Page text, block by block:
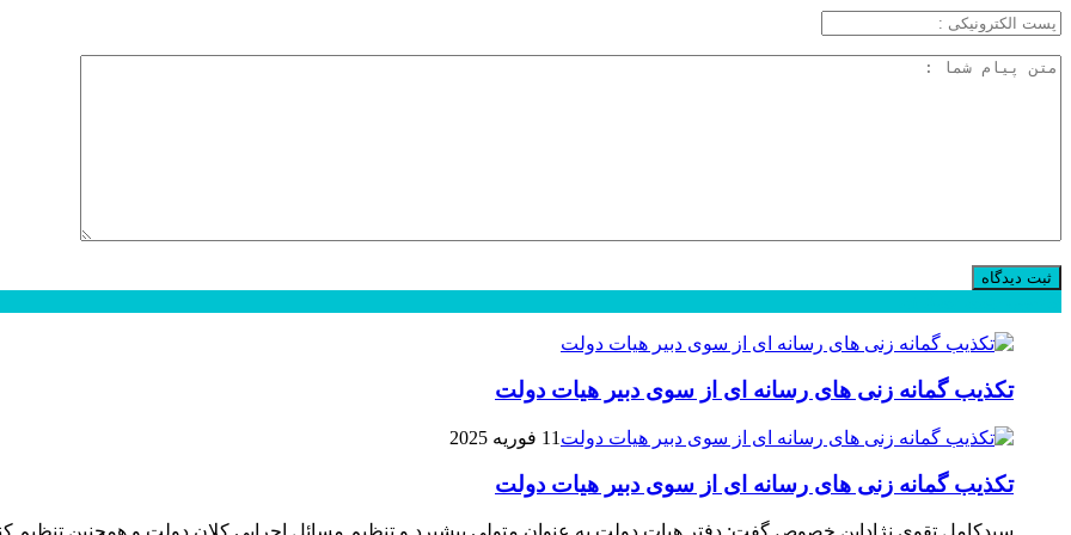
تکذیب گمانه زنی های رسانه ای از سوی دبیر هیات دولت
11 فوریه 2025
تکذیب گمانه زنی های رسانه ای از سوی دبیر هیات دولت